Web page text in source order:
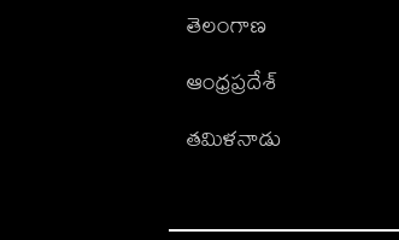
తెలంగాణ
ఆంధ్రప్రదేశ్
తమిళనాడు